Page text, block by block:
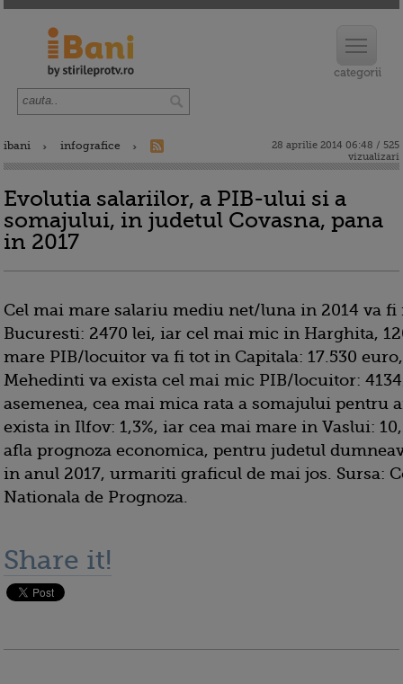
ibani infografice
28 aprilie 2014 06:48 / 525
vizualizari
Evolutia salariilor, a PIB-ului si a
somajului, in judetul Covasna, pana
in 2017
Cel mai mare salariu mediu net/luna in 2014 va
Bucuresti: 2470 lei, iar cel mai mic in Harghita,
mare PIB/locuitor va fi tot in Capitala: 17.530
Mehedinti va exista cel mai mic PIB/locuitor:
asemenea, cea mai mica rata a somajului pentru
exista in Ilfov: 1,3%, iar cea mai mare in Vaslui:
afla prognoza economica, pentru judetul
in anul 2017, urmariti graficul de mai jos. Sursa:
Nationala de Prognoza.
Share it!